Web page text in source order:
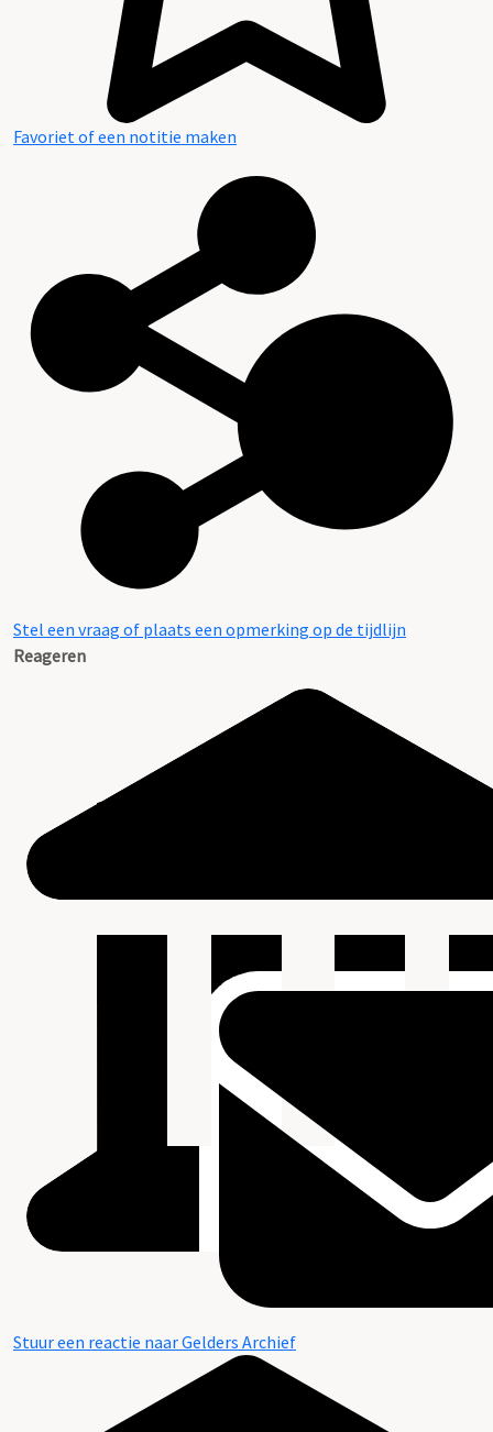
Favoriet of een notitie maken
Stel een vraag of plaats een opmerking op de tijdlijn
Reageren
Stuur een reactie naar Gelders Archief